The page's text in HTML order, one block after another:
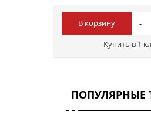
В корзину
Купить в 1
ПОПУЛЯРНЫЕ